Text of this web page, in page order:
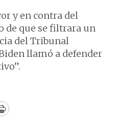
y en contra del
de que se filtrara un
del Tribunal
llamó a defender
Print